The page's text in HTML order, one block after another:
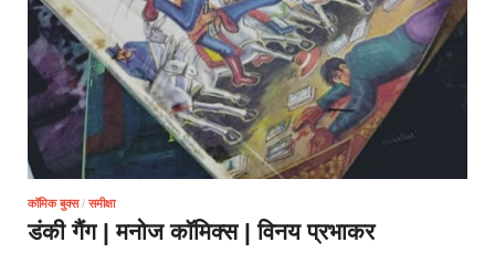
कॉमिक बुक्स/ समीक्षा
डंकी गैंग | मनोज कॉमिक्स | विनय प्रभाकर